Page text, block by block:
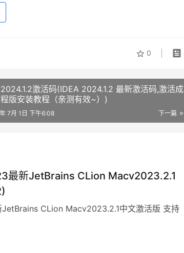
0
激活码(IDEA 2024.1.2 最新激活码,激活成
版安装教程（亲测有效~）)
下一篇
7月 1日 下午6:08
最新JetBrains CLion Macv2023.2.1
CLion Macv2023.2.1中文激活版 支持